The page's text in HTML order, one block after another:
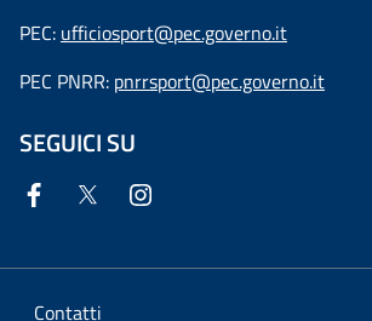
PEC: ufficiosport@pec.governo.it
PEC PNRR: pnrrsport@pec.governo.it
SEGUICI SU
Contatti